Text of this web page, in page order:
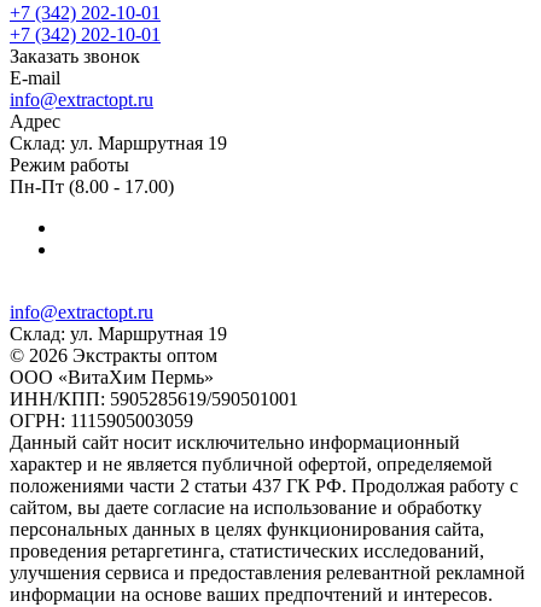
+7 (342) 202-10-01
+7 (342) 202-10-01
Заказать звонок
E-mail
info@extractopt.ru
Адрес
Склад: ул. Маршрутная 19
Режим работы
Пн-Пт (8.00 - 17.00)
info@extractopt.ru
Склад: ул. Маршрутная 19
© 2026 Экстракты оптом
ООО «ВитаХим Пермь»
ИНН/КПП: 5905285619/590501001
ОГРН: 1115905003059
Данный сайт носит исключительно информационный
характер и не является публичной офертой, определяемой
положениями части 2 статьи 437 ГК РФ. Продолжая работу с
сайтом, вы даете согласие на использование и обработку
персональных данных в целях функционирования сайта,
проведения ретаргетинга, статистических исследований,
улучшения сервиса и предоставления релевантной рекламной
информации на основе ваших предпочтений и интересов.